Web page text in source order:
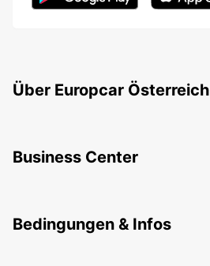
Über Europcar Österreich
Business Center
Bedingungen & Infos